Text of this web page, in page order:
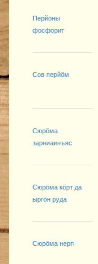
Перйӧны
фосфорит
Сов перйӧм
Сюрӧма
зарниаинъяс
Сюрӧма кӧрт да
ыргӧн руда
Сюрӧма нерп